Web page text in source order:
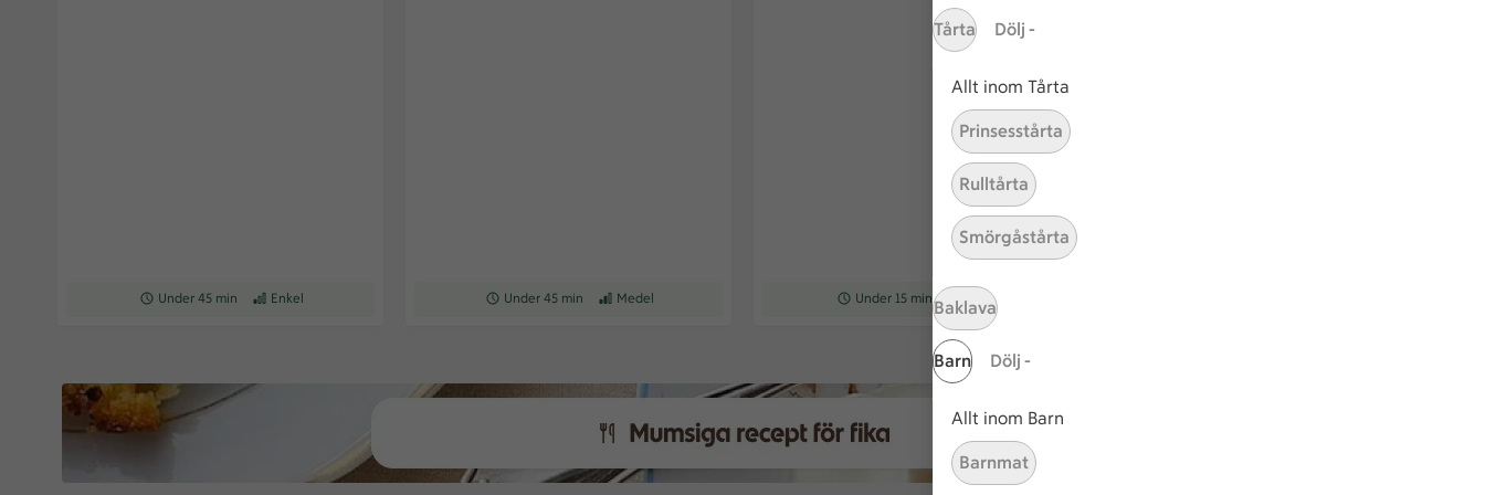
Tårta Dölj -
Allt inom Tårta
Prinsesstårta
Rulltårta
Smörgåstårta
Baklava
Barn Dölj -
Allt inom Barn
Barnmat
Receptet tar Under 45 min att tillaga
Under 45 min Receptet har Enkel svårighetsgrad
Enkel Receptet tar Under 45 min att tillaga
Under 45 min Receptet har Medel svårighetsgrad
Medel Receptet tar Under 15 min att tillaga
Under 15 min Receptet har Enkel svårighetsgrad
Enkel